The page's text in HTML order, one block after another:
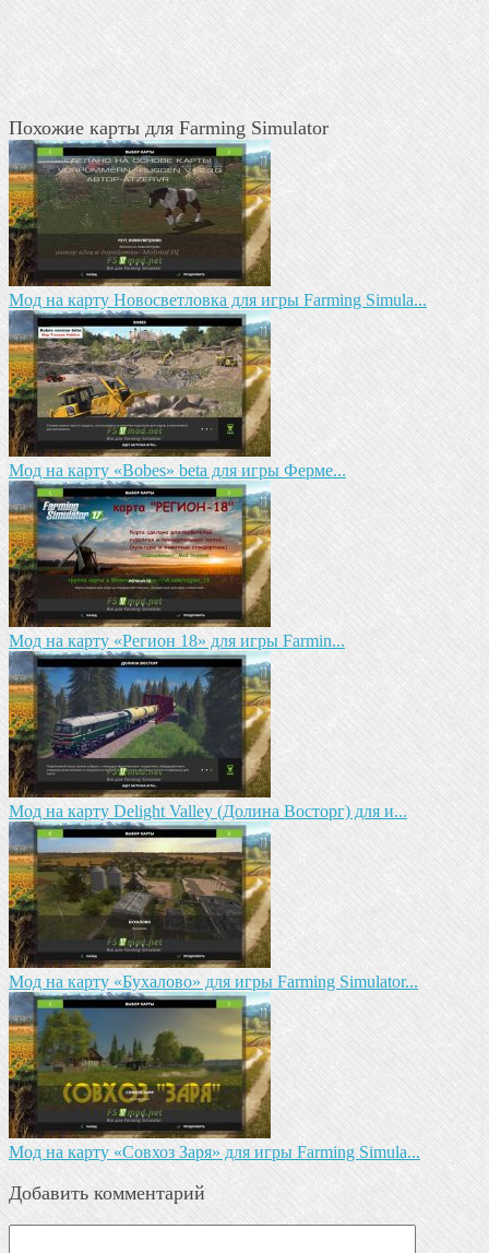
Похожие карты для Farming Simulator
Мод на карту Новосветловка для игры Farming Simula...
Мод на карту «Bobes» beta для игры Ферме...
Мод на карту «Регион 18» для игры Farmin...
Мод на карту Delight Valley (Долина Восторг) для и...
Мод на карту «Бухалово» для игры Farming Simulator...
Мод на карту «Совхоз Заря» для игры Farming Simula...
Добавить комментарий